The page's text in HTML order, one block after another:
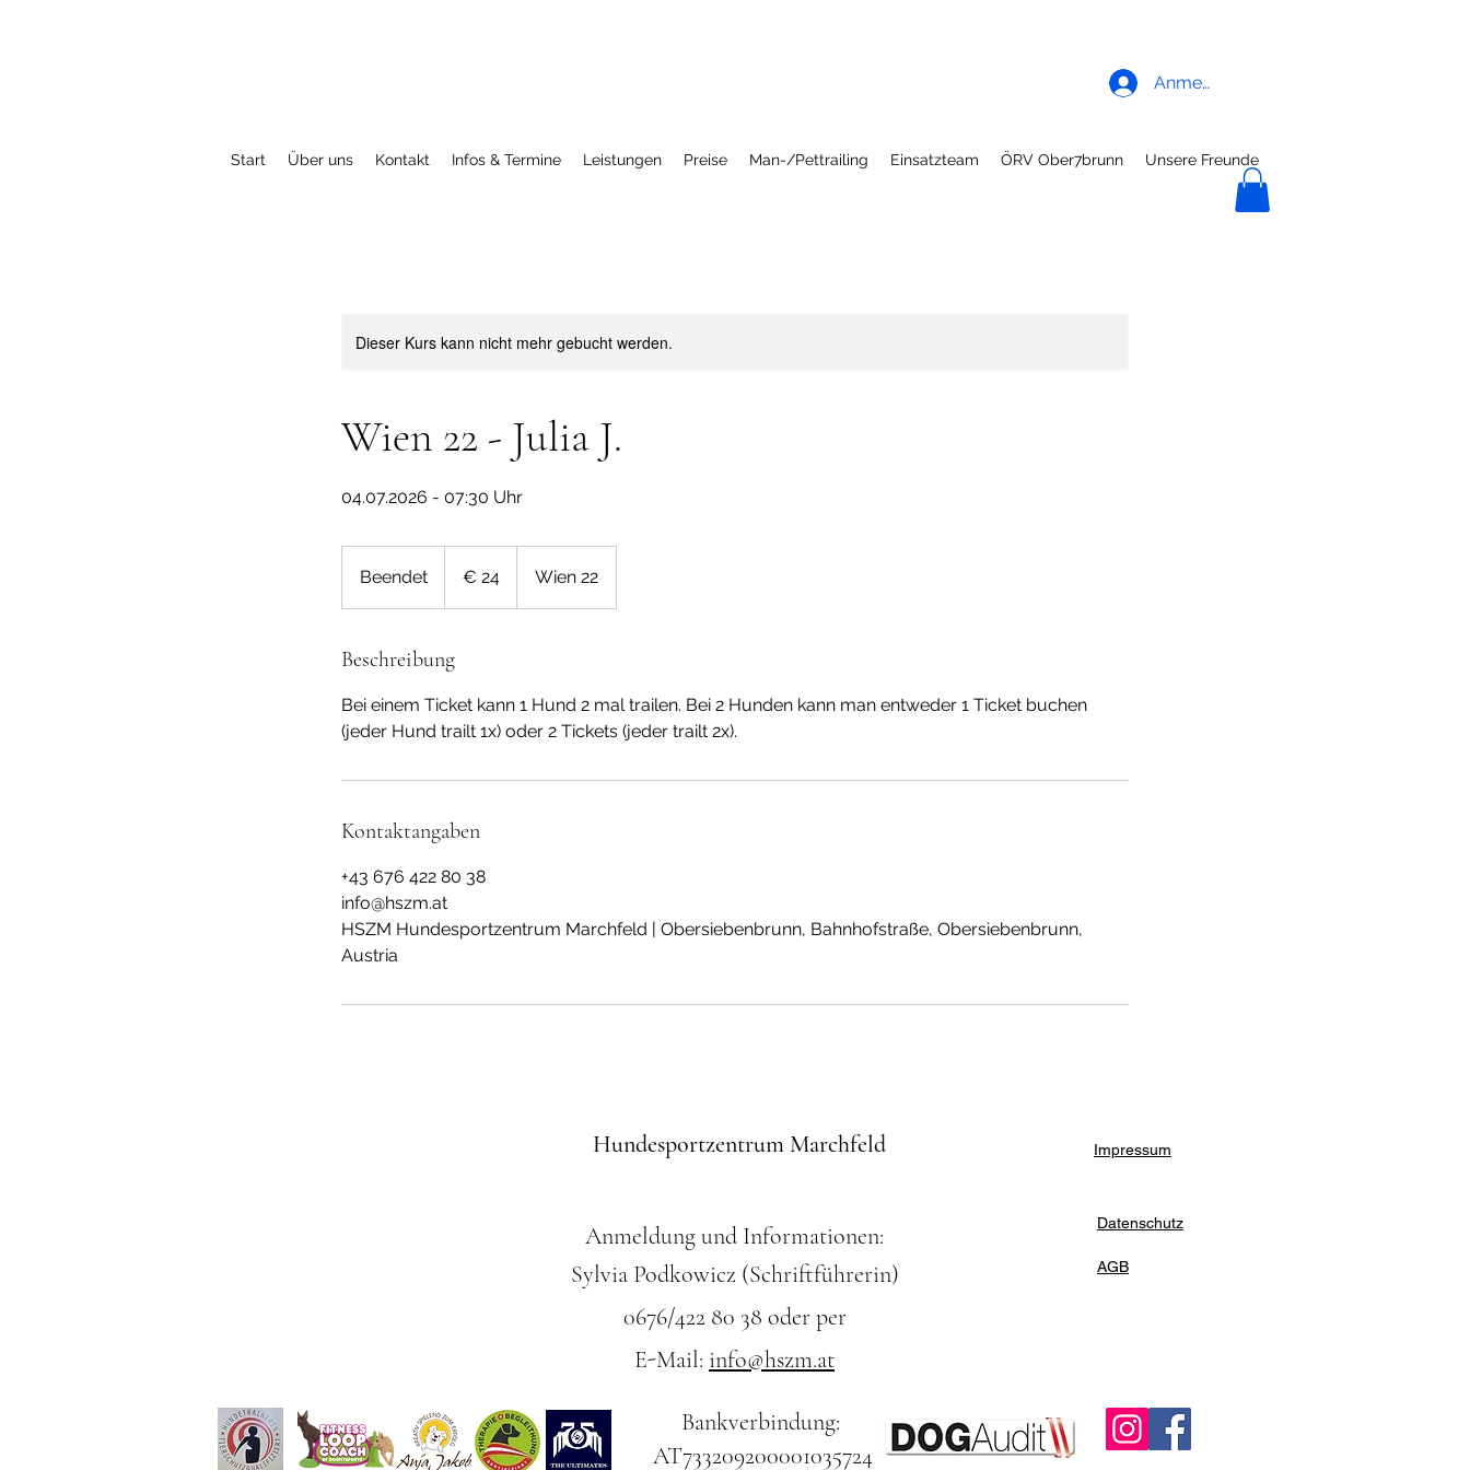
Anmelden
Start Über uns Kontakt Infos & Termine Leistungen Preise Man-/Pettrailing Einsatzteam ÖRV Ober7brunn Unsere Freunde
Dieser Kurs kann nicht mehr gebucht werden.
Wien 22 - Julia J.
04.07.2026 - 07:30 Uhr
Beendet
n
e
t
€ 24 Wien 22
Beschreibung
Bei einem Ticket kann 1 Hund 2 mal trailen. Bei 2 Hunden kann man entweder 1 Ticket buchen
(jeder Hund trailt 1x) oder 2 Tickets (jeder trailt 2x).
Kontaktangaben
+43 676 422 80 38
info@hszm.at
HSZM Hundesportzentrum Marchfeld | Obersiebenbrunn, Bahnhofstraße, Obersiebenbrunn,
Austria
Hundesportzentrum Marchfeld
Anmeldung und Informationen:
Sylvia Podkowicz (Schriftführerin)
0676/422 80 38 oder per
E-Mail: info@hszm.at
Bankverbindung:
AT733209200001035724
Impressum
Datenschutz
AGB